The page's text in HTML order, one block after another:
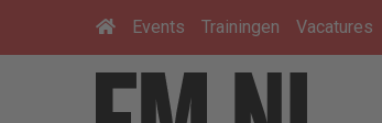
Events Trainingen Vacatures